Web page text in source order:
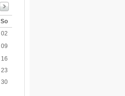
So
02
09
16
23
30